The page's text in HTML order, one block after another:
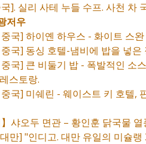
]. 실리 사테 누들 수프. 사천 차
저우
국] 하이옌 하우스 - 화이트 스
국] 동싱 호텔-냄비에 밥을 넣
국] 큰 비둘기 밥 - 폭발적인 소
스토랑.
국] 미쉐린 - 웨이스트 키 호텔,
】샤오두 면관 – 황인훈 닭국물
만] "인디고. 대만 유일의 미슐랭